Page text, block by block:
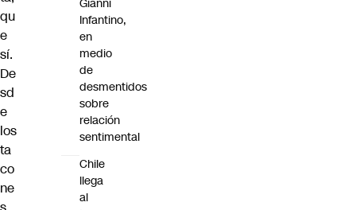
qu
e
sí.
De
sd
e
los
ta
co
ne
Gianni
Infantino,
en
medio
de
desmentidos
sobre
relación
sentimental
Chile
llega
al